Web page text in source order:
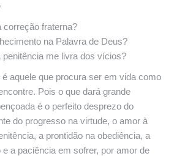
correção fraterna?
na Palavra de Deus?
penitência me livra dos vícios?
é aquele que procura ser em vida como
Pois o que dará grande
é o perfeito desprezo do
do progresso na virtude, o amor à
a prontidão na obediência, a
a paciência em sofrer, por amor de